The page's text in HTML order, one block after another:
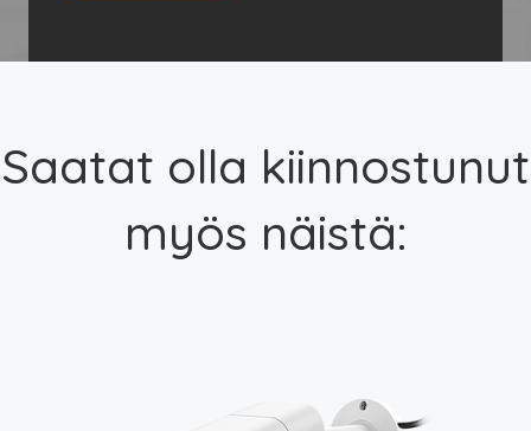
Saatat olla kiinnostunut
myös näistä: